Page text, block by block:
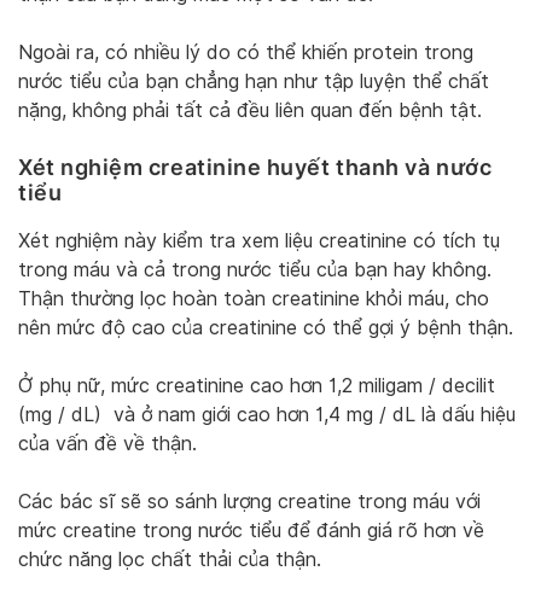
Ngoài ra, có nhiều lý do có thể khiến protein trong
nước tiểu của bạn chẳng hạn như tập luyện thể chất
nặng, không phải tất cả đều liên quan đến bệnh tật.
Xét nghiệm creatinine huyết thanh và nước
tiểu
Xét nghiệm này kiểm tra xem liệu creatinine có tích tụ
trong máu và cả trong nước tiểu của bạn hay không.
Thận thường lọc hoàn toàn creatinine khỏi máu, cho
nên mức độ cao của creatinine có thể gợi ý bệnh thận.
Ở phụ nữ, mức creatinine cao hơn 1,2 miligam / decilit
(mg / dL) và ở nam giới cao hơn 1,4 mg / dL là dấu hiệu
của vấn đề về thận.
Các bác sĩ sẽ so sánh lượng creatine trong máu với
mức creatine trong nước tiểu để đánh giá rõ hơn về
chức năng lọc chất thải của thận.